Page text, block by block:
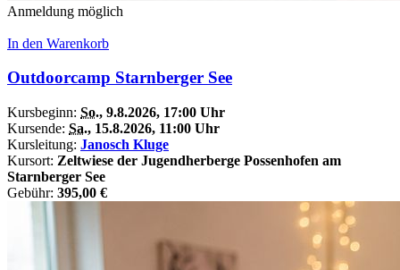
Anmeldung möglich
In den Warenkorb
Outdoorcamp Starnberger See
Kursbeginn: So., 9.8.2026, 17:00 Uhr
Kursende: Sa., 15.8.2026, 11:00 Uhr
Kursleitung: Janosch Kluge
Kursort: Zeltwiese der Jugendherberge Possenhofen am
Starnberger See
Gebühr: 395,00 €